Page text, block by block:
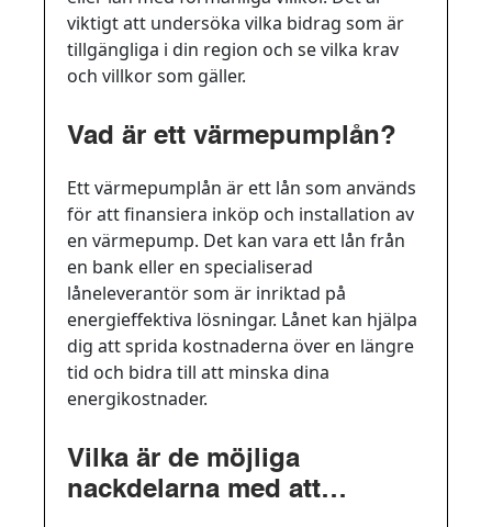
viktigt att undersöka vilka bidrag som är
tillgängliga i din region och se vilka krav
och villkor som gäller.
Vad är ett värmepumplån?
Ett värmepumplån är ett lån som används
för att finansiera inköp och installation av
en värmepump. Det kan vara ett lån från
en bank eller en specialiserad
låneleverantör som är inriktad på
energieffektiva lösningar. Lånet kan hjälpa
dig att sprida kostnaderna över en längre
tid och bidra till att minska dina
energikostnader.
Vilka är de möjliga
nackdelarna med att